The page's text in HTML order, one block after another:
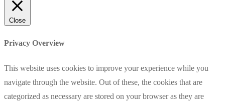
Close
Privacy Overview
This website uses cookies to improve your experience while you
navigate through the website. Out of these, the cookies that are
categorized as necessary are stored on your browser as they are